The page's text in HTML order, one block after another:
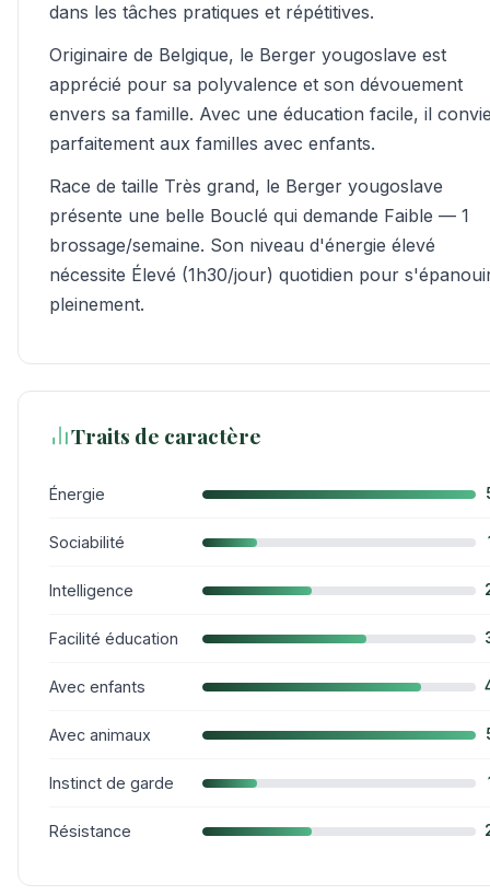
dans les tâches pratiques et répétitives.
Originaire de Belgique, le Berger yougoslave est
apprécié pour sa polyvalence et son dévouement
envers sa famille. Avec une éducation facile, il
parfaitement aux familles avec enfants.
Race de taille Très grand, le Berger yougoslave
présente une belle Bouclé qui demande Faible — 1
brossage/semaine. Son niveau d'énergie élevé
nécessite Élevé (1h30/jour) quotidien pour
pleinement.
Traits de caractère
Énergie
Sociabilité
Intelligence
Facilité éducation
Avec enfants
Avec animaux
Instinct de garde
Résistance